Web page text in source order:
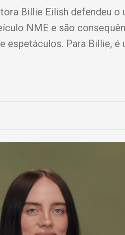
Billie Eilish defendeu o
NME e são
Para Billie, é